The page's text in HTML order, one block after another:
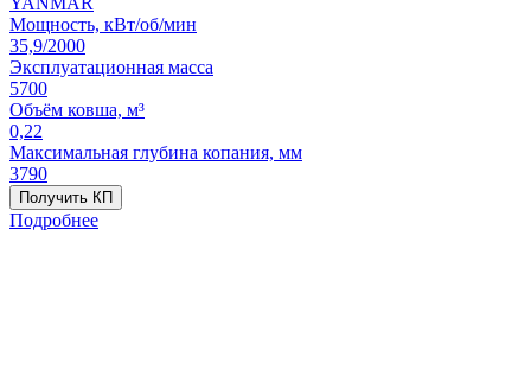
Мощность, кВт/об/мин
35,9/2000
Эксплуатационная масса
5700
Объём ковша, м³
0,22
Максимальная глубина копания, мм
3790
Получить КП
Подробнее